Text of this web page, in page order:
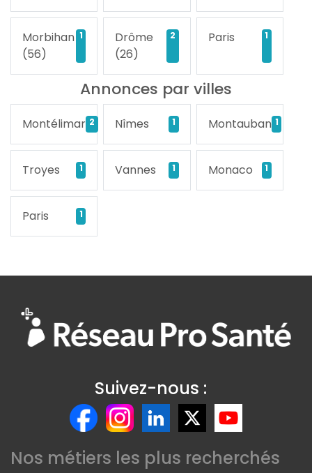
Morbihan
(56)
1
Drôme
(26)
2 Paris 1
Annonces par villes
Montélimar 2 Nîmes 1 Montauban 1
Troyes 1 Vannes 1 Monaco 1
Paris 1
Suivez-nous :
Nos métiers les plus recherchés